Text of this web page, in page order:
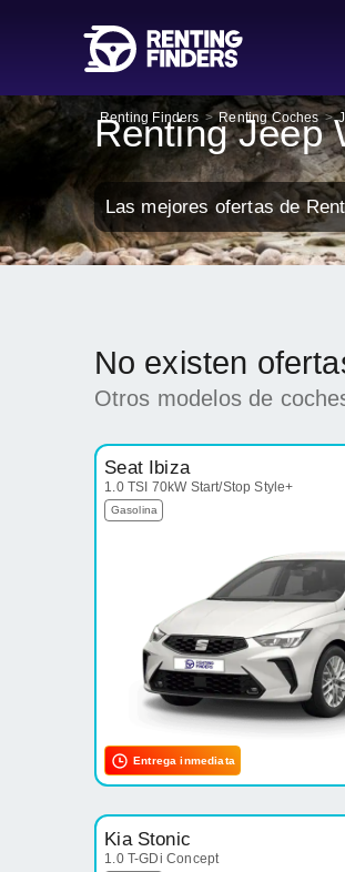
Renting Finders > Renting Coches >
Renting Jeep
Las mejores ofertas de
No existen
Otros modelos de
Seat Ibiza
1.0 TSI 70kW Start/Stop Style+
Gasolina
Entrega inmediata
Kia Stonic
1.0 T-GDi Concept